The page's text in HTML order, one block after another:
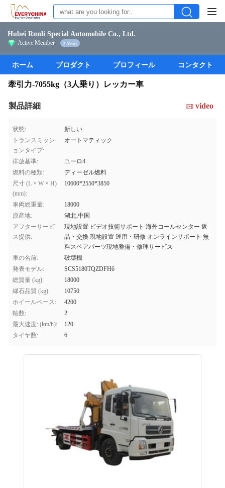
Hubei Runli Special Automobile Co., Ltd.
Active Member 2 Years
ホーム プロダクト プロフィール コンタクト
牽引力-7055kg（3人乗り）レッカー車
製品詳細 video
状態:
新しい
トランスミッシ
ョンタイプ:
オートマティック
排放基準:
ユーロ4
燃料の種類:
ディーゼル燃料
尺寸 (L × W × H)
(mm):
10600*2550*3850
車両総重量:
18000
原産地:
湖北,中国
アフターサービ
ス提供:
現地設置 ビデオ技術サポート 海外コールセンター 返
品・交換 現地設置 運用・研修 オンラインサポート 無
料スペアパーツ現地整備・修理サービス
車の名前:
破壊機
発表モデル:
SCS5180TQZDFH6
総質量 (kg):
18000
縁石品質 (kg):
10750
ホイールベース:
4200
軸数:
2
最大速度: (km/h):
120
タイヤ数:
6